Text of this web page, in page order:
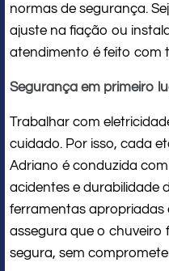
normas de segurança.
ajuste na fiação ou
atendimento é feito com
Segurança em primeiro
Trabalhar com
cuidado. Por isso, cada
Adriano é conduzida
acidentes e durabilidade
ferramentas apropriadas
assegura que o chuveiro
segura, sem